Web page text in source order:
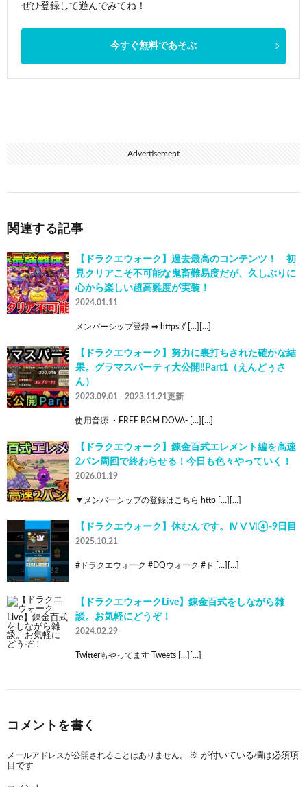
ぜひ登録して遊んでみてね！
今すぐ無料であそぶ
Advertisement
関連する記事
【ドラクエウォーク】過去最高のコンテンツ！ 初
見クリアこそ不可能な鬼畜難易度だが、久しぶりに
心から楽しい超高難度が実装！
2024.01.11
メンバーシップ登録 ➡ https:// […][…]
【ドラクエウォーク】努力に裏打ちされた確かな結
果。グラマスパーティ大公開‼︎Part1（えんどぅさ
ん）
2023.09.01 2023.11.21更新
使用音源 ・FREE BGM DOVA- […][…]
【ドラクエウォーク】錬金百式エレメント編を高速
2パン周回で終わらせる！今日も色々やっていく！
2026.01.19
▼メンバーシップの登録はこちら http […][…]
【ドラクエウォーク】休むんです。ⅣⅤⅥ④-9日目
2025.10.21
#ドラクエウォーク #DQウォーク #ド […][…]
【ドラクエウォークLive】錬金百式をしながら雑
談。お気軽にどうぞ！
2024.02.29
Twitterもやってます Tweets […][…]
コメントを書く
メールアドレスが公開されることはありません。 ※ が付いている欄は必須項
目です